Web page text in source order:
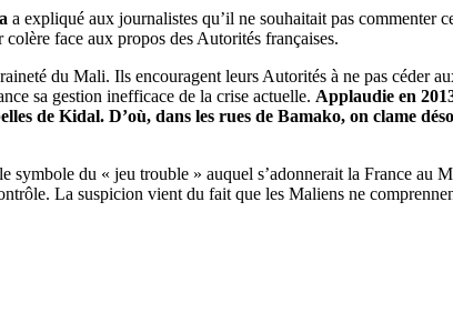
a expliqué aux journalistes qu’il ne souhaitait pas commenter
face aux propos des Autorités françaises.
du Mali. Ils encouragent leurs Autorités à ne pas céder
sa gestion inefficace de la crise actuelle. Applaudie en
de Kidal. D’où, dans les rues de Bamako, on clame
du « jeu trouble » auquel s’adonnerait la France au
La suspicion vient du fait que les Maliens ne